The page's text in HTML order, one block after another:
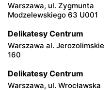
Warszawa, ul. Zygmunta
Modzelewskiego 63 U001
Delikatesy Centrum
Warszawa al. Jerozolimskie
160
Delikatesy Centrum
Warszawa, ul. Wrocławska